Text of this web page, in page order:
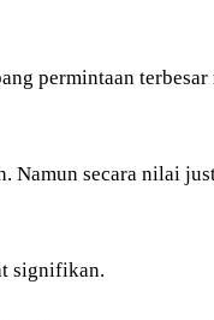
permintaan
Namun secara nilai
signifikan.